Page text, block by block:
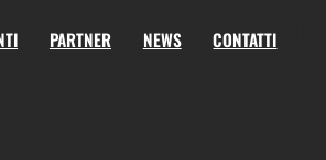
PARTNER NEWS CONTATTI